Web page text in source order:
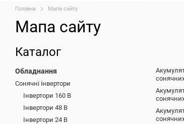
Головна Мапа сайту
Мапа сайту
Каталог
Обладнання
Сонячні інвертори
Інвертори 160 В
Інвертори 48 В
Інвертори 24 В